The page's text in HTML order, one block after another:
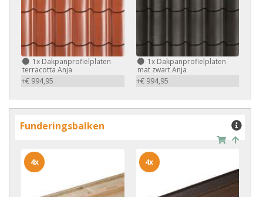
1x Dakpanprofielplaten
terracotta Anja
+€ 994,95
1xDakpanprofielplaten
mat zwart Anja
+€ 994,95
Funderingsbalken
4x 4x